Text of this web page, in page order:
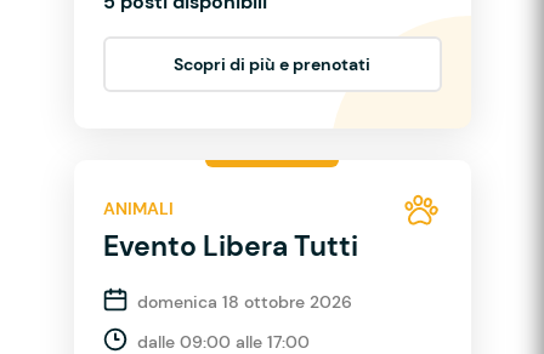
Scopri di più e prenotati
ANIMALI
Evento Libera Tutti
domenica 18 ottobre 2026
dalle 09:00 alle 17:00